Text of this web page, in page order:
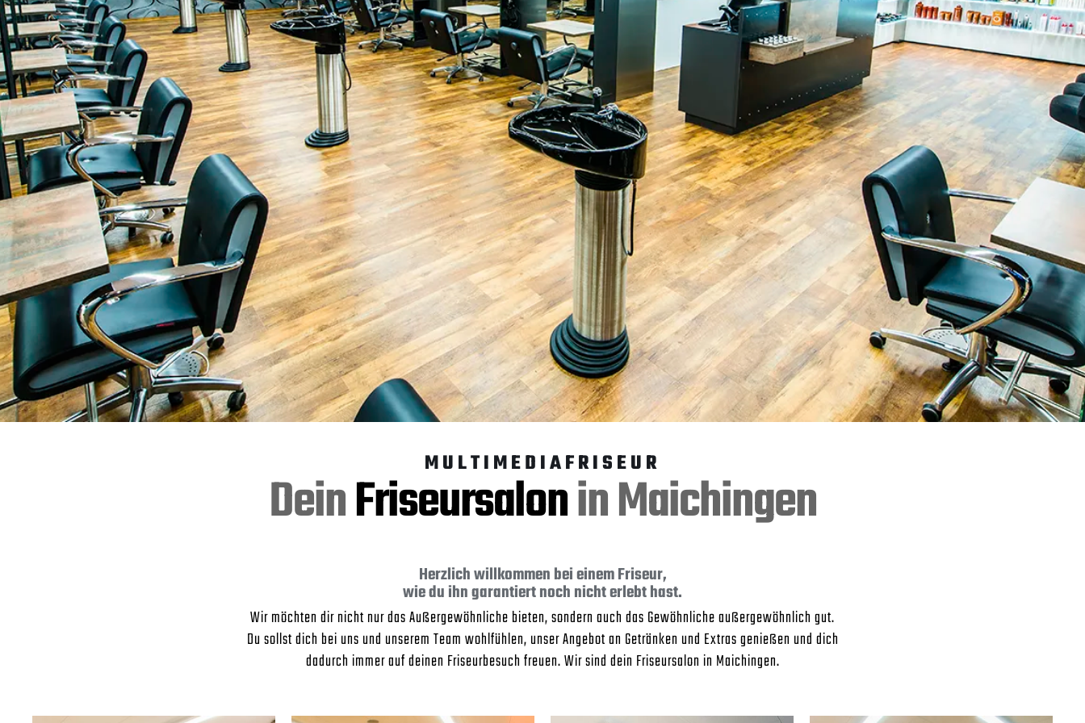
MULTIMEDIAFRISEUR
DeinFriseursalonin Maichingen
Herzlich willkommen bei einem Friseur,
wie du ihn garantiert noch nicht erlebt hast.
Wir möchten dir nicht nur das Außergewöhnliche bieten, sondern auch das Gewöhnliche außergewöhnlich gut.
Du sollst dich bei uns und unserem Team wohlfühlen, unser Angebot an Getränken und Extras genießen und dich
dadurch immer auf deinen Friseurbesuch freuen. Wir sind dein Friseursalon in Maichingen.